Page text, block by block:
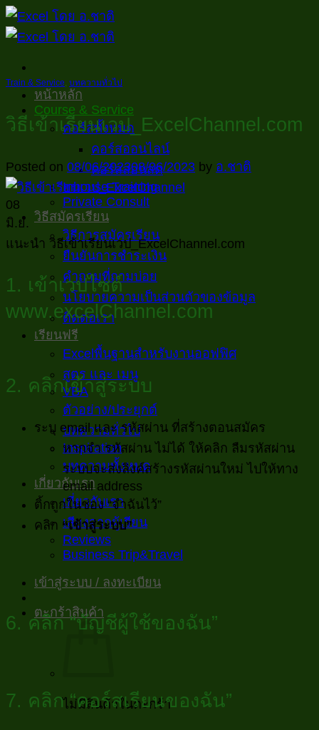
ข้าม
ไป
เนื้อหา
หน้าหลัก
Course & Service
คอร์สทั้งหมด
คอร์สออนไลน์
คอร์สสอนสด
Inhouse Training
Private Consult
วิธีสมัครเรียน
วิธีการสมัครเรียน
ยืนยันการชำระเงิน
คำถามที่ถามบ่อย
นโยบายความเป็นส่วนตัวของข้อมูล
ติดต่อเรา
เรียนฟรี
Excelพื้นฐานสำหรับงานออฟฟิศ
สูตร และ เมนู
VBA
ตัวอย่าง/ประยุกต์
บทความทั่วไป
Inspiration
บทความทั้งหมด
เกี่ยวกับเรา
เกี่ยวกับเรา
เสียงจากผู้เรียน
Reviews
Business Trip&Travel
เข้าสู่ระบบ / ลงทะเบียน
ตะกร้าสินค้า
ไม่มีสินค้าในตะกร้า
Train & Service, บทความทั่วไป
วิธีเข้าเรียนเวป_ExcelChannel.com
Posted on 08/06/202308/06/2023 by อ.ชาติ
08
มิ.ย.
แนะนำ วิธีเข้าเรียนเวป_ExcelChannel.com
1. เข้าเวปไซต์
www.excelChannel.com
2. คลิกเข้าสู่ระบบ
ระบุ email และ รหัสผ่าน ที่สร้างตอนสมัคร
หากจำ รหัสผ่าน ไม่ได้ ให้คลิก ลืมรหัสผ่าน
ระบบจะส่งลิงค์สร้างรหัสผ่านใหม่ ไปให้ทาง
email address
ติ้กถูกในช่อง “จำฉันไว้”
คลิก “เข้าสู่ระบบ”
6. คลิก “บัญชีผู้ใช้ของฉัน”
7. คลิก “คอร์สเรียนของฉัน”